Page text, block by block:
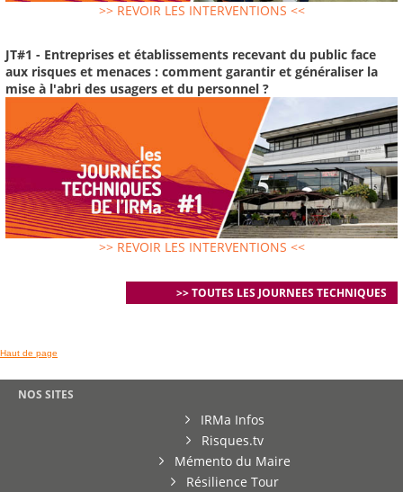
>> REVOIR LES INTERVENTIONS <<
JT#1 - Entreprises et établissements recevant du public face
aux risques et menaces : comment garantir et généraliser la
mise à l'abri des usagers et du personnel ?
>> REVOIR LES INTERVENTIONS <<
>> TOUTES LES JOURNEES TECHNIQUES
Haut de page
NOS SITES
IRMa Infos
Risques.tv
Mémento du Maire
Résilience Tour